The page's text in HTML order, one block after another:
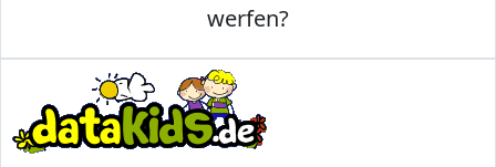
werfen?